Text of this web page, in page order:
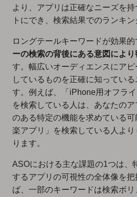
より、アプリは正確なニーズを
トにでき、検索結果でのランキン
ロングテールキーワードが効果的
ーの検索の背後にある意図によ
す。幅広いオーディエンスにア
しているものを正確に知ってい
す。例えば、「iPhone用オフライ
を検索している人は、あなたの
のある特定の機能を求めている
楽アプリ」を検索している人よ
ります。
ASOにおける主な課題の1つは、
するアプリの可視性の全体像を把
ば、一部のキーワードは検索ボ